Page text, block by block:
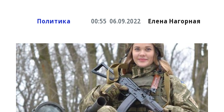
Политика 00:55 06.09.2022 Елена Нагорная